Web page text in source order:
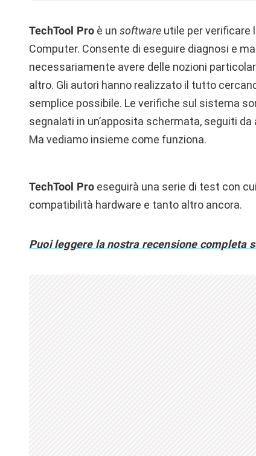
TechTool Pro è unsoftware utile per verificare
Computer. Consente di eseguire diagnosi e
necessariamente avere delle nozioni
altro. Gli autori hanno realizzato il tutto
semplice possibile. Le verifiche sul sistema
segnalati in un’apposita schermata, seguiti
Ma vediamo insieme come funziona.
TechTool Pro eseguirà una serie di test con
compatibilità hardware e tanto altro ancora.
Puoi leggere la nostra recensione completa